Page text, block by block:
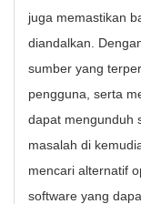
juga memastikan
diandalkan.
sumber yang
pengguna, serta
dapat mengunduh
masalah di
mencari alternatif
software yang